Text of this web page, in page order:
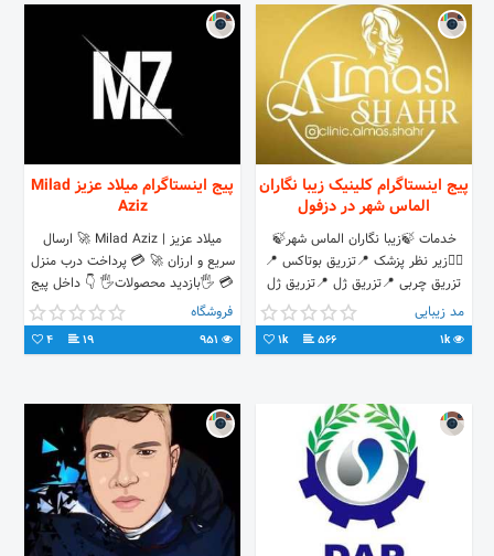
پیج اینستاگرام کلینیک زیبا نگاران
الماس شهر در دزفول
خدمات 🍃زیبا نگاران الماس شهر🍃
👩‍⚕️زیر نظر پزشک 📍تزریق بوتاکس 📍
تزریق چربی 📍تزریق ژل 📍تزریق ژل
برای خط لبخند 📍فیلر زیر چشم 📍
انزیم بینی 🏩 #دزفول
مد زیبایی
1k
566
1k
پیج اینستاگرام میلاد عزیز Milad
Aziz
میلاد عزیز | Milad Aziz 🚀 ارسال
سریع و ارزان 🚀 💳 پرداخت درب منزل
💳 🖐بازدید محصولات🖐 👇 داخل پیج
فروشگاه
19
4